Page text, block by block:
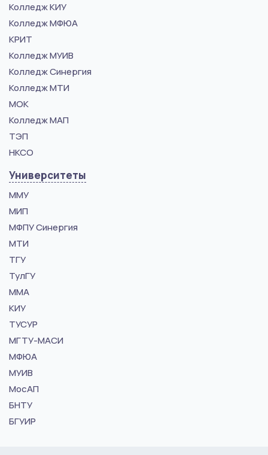
Колледж КИУ
Колледж МФЮА
КРИТ
Колледж МУИВ
Колледж Синергия
Колледж МТИ
МОК
Колледж МАП
ТЭП
НКСО
Университеты
ММУ
МИП
МФПУ Синергия
МТИ
ТГУ
ТулГУ
ММА
КИУ
ТУСУР
МГТУ-МАСИ
МФЮА
МУИВ
МосАП
БНТУ
БГУИР